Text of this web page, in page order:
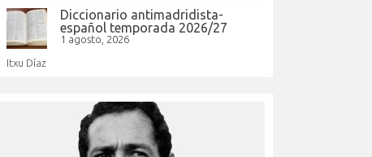
Diccionario antimadridista-
español temporada 2026/27
1 agosto, 2026
Itxu Díaz